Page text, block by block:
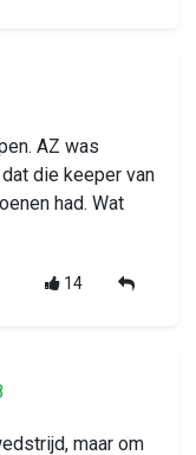
AZ was
die keeper van
had. Wat
14
maar om